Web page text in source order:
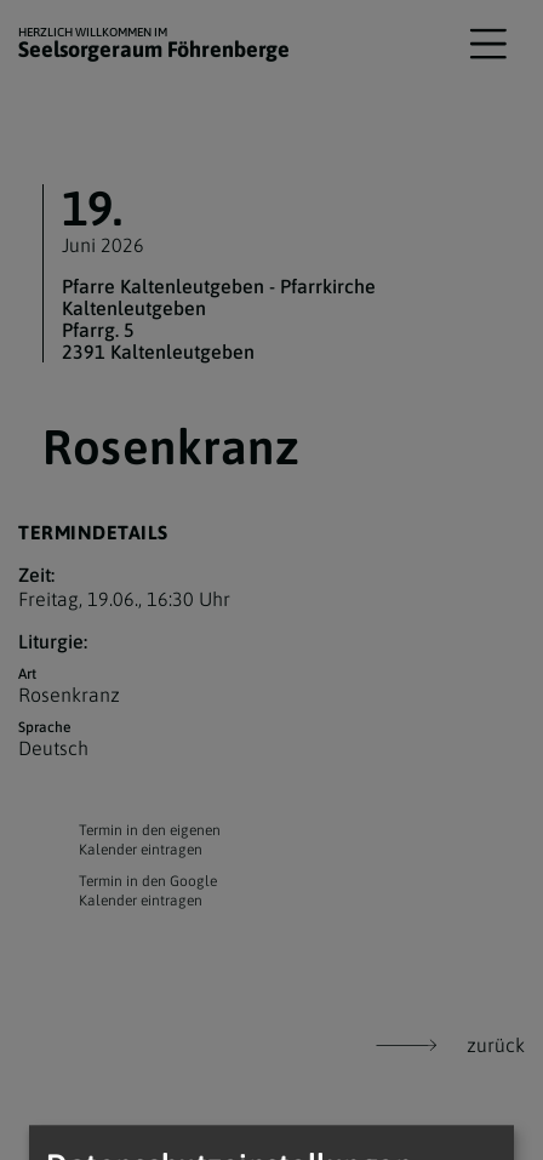
HERZLICH WILLKOMMEN IM
Seelsorgeraum Föhrenberge
19.
Juni 2026
Pfarre Kaltenleutgeben - Pfarrkirche
Kaltenleutgeben
Pfarrg. 5
2391 Kaltenleutgeben
Rosenkranz
TERMINDETAILS
Zeit:
Freitag, 19.06., 16:30 Uhr
Liturgie:
Art
Rosenkranz
Sprache
Deutsch
Termin in den eigenen
Kalender eintragen
Termin in den Google
Kalender eintragen
zurück